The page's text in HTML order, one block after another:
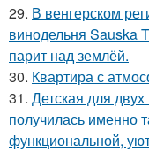
29. В венгерском
винодельня Sauska
парит над землёй.
30. Квартира с
31. Детская для
получилась именно
функциональной,